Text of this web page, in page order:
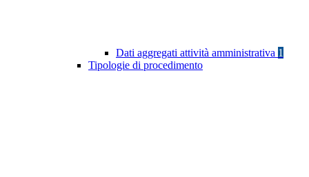
Dati aggregati attività amministrativa 1
Tipologie di procedimento